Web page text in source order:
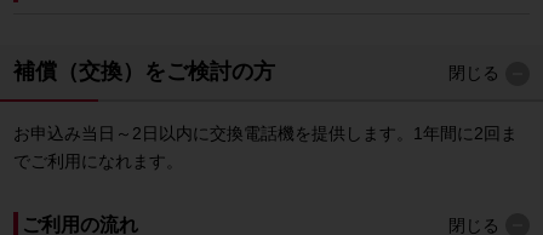
補償（交換）をご検討の方 閉じる
お申込み当日～2日以内に交換電話機を提供します。1年間に2回ま
でご利用になれます。
ご利用の流れ 閉じる